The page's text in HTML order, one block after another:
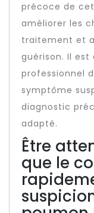
précoce de
améliorer les
traitement et
guérison. Il
professionnel
symptôme
diagnostic
adapté.
Être
que le